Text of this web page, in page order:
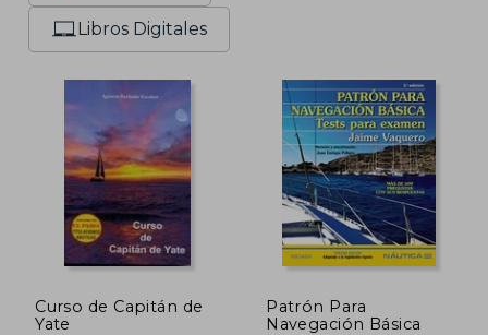
Libros Digitales
Curso de Capitán de
Yate
Patrón Para
Navegación Básica